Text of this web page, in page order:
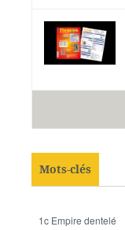
Mots-clés
1c Empire dentelé